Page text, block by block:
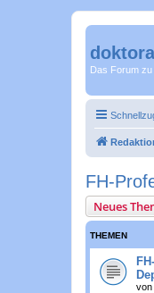
Das Forum
FH-
Neues
THEMEN
von